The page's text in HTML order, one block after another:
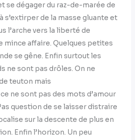
se dégager du raz-de-marée de
s’extirper de la masse gluante et
l’arche vers la liberté de
mince affaire. Quelques petites
se gêne. Enfin surtout les
ne sont pas drôles. On ne
teuton mais
ne sont pas des mots d’amour
question de se laisser distraire
sur la descente de plus en
Enfin l’horizon. Un peu